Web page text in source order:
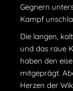
Gegnern
Kampf
Die langen,
und das raue
haben den
mitgeprägt.
Herzen der